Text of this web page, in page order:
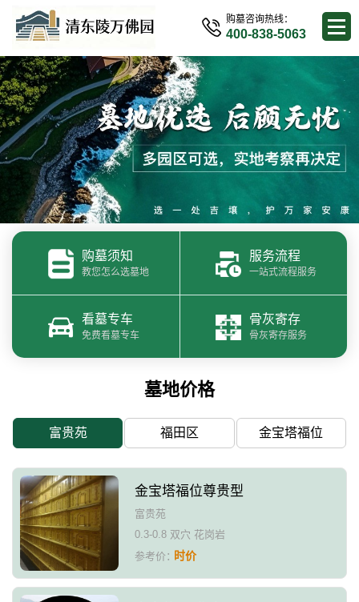
购墓咨询热线：
400-838-5063
购墓须知
教您怎么选墓地
服务流程
一站式流程服务
看墓专车
免费看墓专车
骨灰寄存
骨灰寄存服务
墓地价格
富贵苑 福田区 金宝塔福位
金宝塔福位尊贵型
富贵苑
0.3-0.8 双穴 花岗岩
参考价：时价